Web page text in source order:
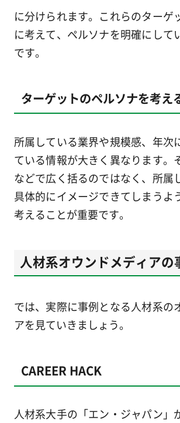
に分けられます。これらのターゲ
に考えて、ペルソナを明確にして
です。
ターゲットのペルソナを考え
所属している業界や規模感、年次
ている情報が大きく異なります。
などで広く括るのではなく、所属
具体的にイメージできてしまうよ
考えることが重要です。
人材系オウンドメディアの
では、実際に事例となる人材系の
アを見ていきましょう。
CAREER HACK
人材系大手の「エン・ジャパン」